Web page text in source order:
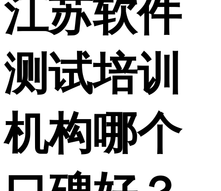
江苏软件
测试培训
机构哪个